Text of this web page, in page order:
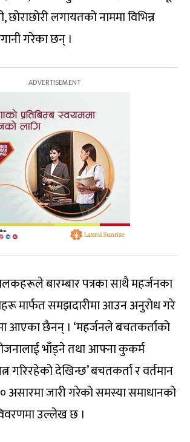
छोराछोरी लगायतको नाममा विभिन्न
गरेका छन् ।
बारम्बार पत्रका साथै महर्जनका
मार्फत समझदारीमा आउन अनुरोध गरे
आएका छैनन् । ‘महर्जनले बचतकर्ताको
भाँड्ने तथा आफ्ना कुकर्म
गरिरहेको देखिन्छ’ बचतकर्ता र वर्तमान
जारी गरेको समस्या समाधानको
उल्लेख छ ।